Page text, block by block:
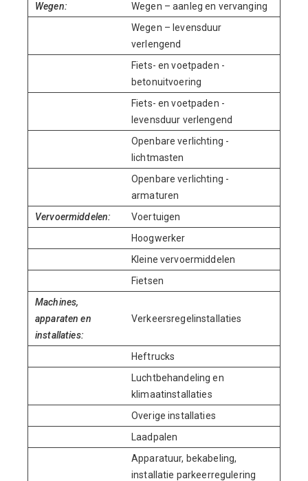
Wegen:
Wegen – aanleg en vervanging
Wegen – levensduur
verlengend
Fiets- en voetpaden -
betonuitvoering
Fiets- en voetpaden -
levensduur verlengend
Openbare verlichting -
lichtmasten
Openbare verlichting -
armaturen
Vervoermiddelen:
Voertuigen
Hoogwerker
Kleine vervoermiddelen
Fietsen
Machines,
apparaten en
installaties:
Verkeersregelinstallaties
Heftrucks
Luchtbehandeling en
klimaatinstallaties
Overige installaties
Laadpalen
Apparatuur, bekabeling,
installatie parkeerregulering